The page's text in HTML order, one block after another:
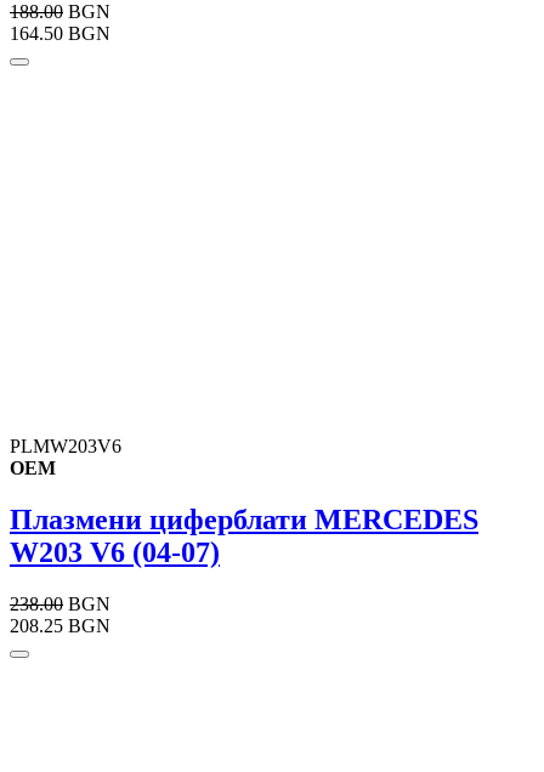
188.00 BGN
164.50 BGN
PLMW203V6
OEM
Плазмени циферблати MERCEDES
W203 V6 (04-07)
238.00 BGN
208.25 BGN